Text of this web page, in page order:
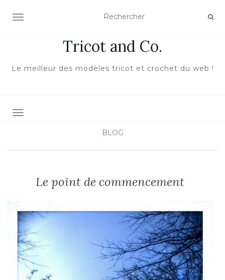
ACTIVER/DÉSACTIVER LA NAVIGATION
Tricot and Co.
Le meilleur des modèles tricot et crochet du web !
TOGGLE NAVIGATION
BLOG
Le point de commencement